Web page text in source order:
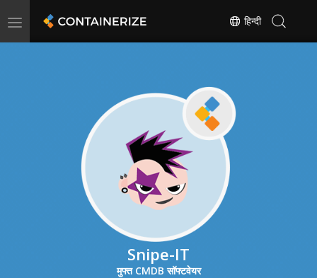
Toggle
हिन्दी
Snipe-IT
मुफ्त CMDB सॉफ्टवेयर